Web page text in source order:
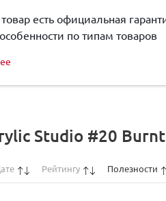
есть официальная
по типам товаров
Studio #20
Рейтингу Полезности